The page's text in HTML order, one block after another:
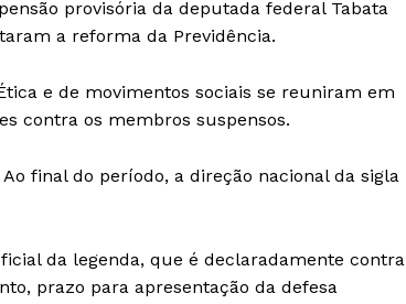
provisória da deputada federal Tabata
a reforma da Previdência.
e de movimentos sociais se reuniram em
contra os membros suspensos.
final do período, a direção nacional da sigla
da legenda, que é declaradamente contra
prazo para apresentação da defesa